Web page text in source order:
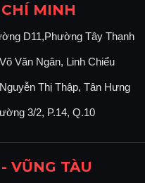
MINH
D11,Phường Tây Thạnh
Văn Ngân, Linh Chiểu
Thị Thập, Tân Hưng
3/2, P.14, Q.10
VŨNG TÀU